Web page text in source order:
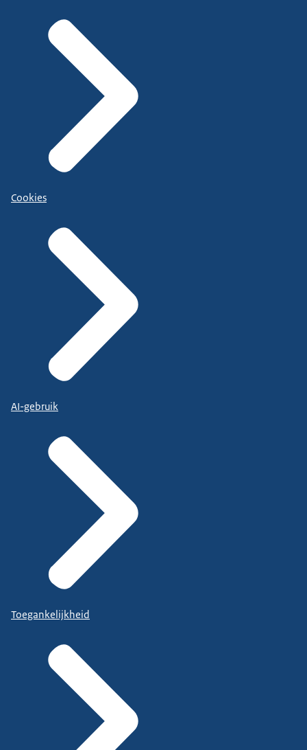
Cookies
AI-gebruik
Toegankelijkheid